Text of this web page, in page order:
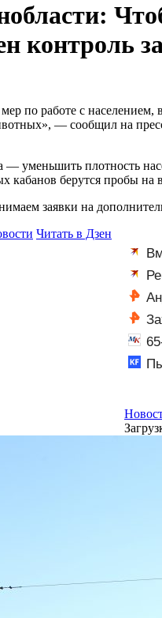
контроль
по работе с
— сообщил на
— уменьшить плотность
кабанов берутся пробы
заявки на
Читать в Дзен
мог